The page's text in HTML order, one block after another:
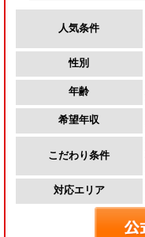
人気条件
性別
年齢
希望年収
こだわり条件
対応エリア